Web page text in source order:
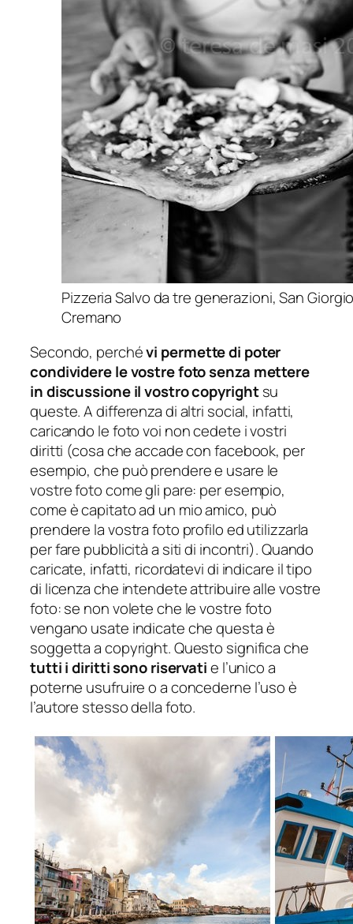
Pizzeria Salvo da tre generazioni, San
Cremano
Secondo, perchévi permette di poter
condividere le vostre foto senza mettere
in discussione il vostro copyrightsu
queste. A differenza di altri social, infatti,
caricando le foto voi non cedete i vostri
diritti (cosa che accade con facebook, per
esempio, che può prendere e usare le
vostre foto come gli pare: per esempio,
come è capitato ad un mio amico, può
prendere la vostra foto profilo ed utilizzarla
per fare pubblicità a siti di incontri). Quando
caricate, infatti, ricordatevi di indicare il tipo
di licenza che intendete attribuire alle vostre
foto: se non volete che le vostre foto
vengano usate indicate che questa è
soggetta a copyright. Questo significa che
tutti i diritti sono riservatie l’unico a
poterne usufruire o a concederne l’uso è
l’autore stesso della foto.